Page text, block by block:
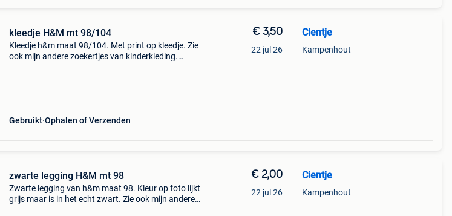
kleedje H&M mt 98/104
Kleedje h&m maat 98/104. Met print op kleedje. Zie
ook mijn andere zoekertjes van kinderkleding.
Gebruikt Ophalen of Verzenden
€ 3,50
22 jul 26
Cientje
Kampenhout
zwarte legging H&M mt 98
Zwarte legging van h&m maat 98. Kleur op foto lijkt
grijs maar is in het echt zwart. Zie ook mijn andere
€ 2,00
22 jul 26
Cientje
Kampenhout